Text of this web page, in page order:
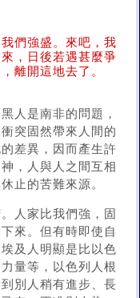
們強盛。來吧，我
，日後若遇甚麼爭
離開這地去了。
人是南非的問題，
突固然帶來人間的
差異，因而產生許
，人與人之間互相
止的苦難來源。
人家比我們強，固
來。但有時即使自
及人明顯是比以色
量等，以色列人根
別人稍有進步、長